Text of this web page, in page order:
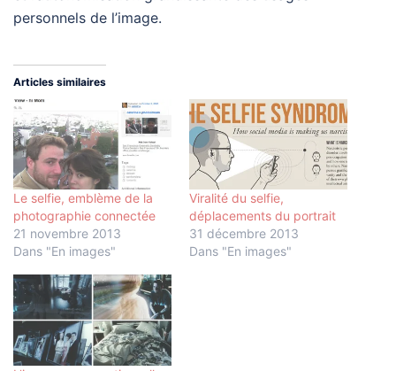
personnels de l’image.
Articles similaires
Le selfie, emblème de la
photographie connectée
21 novembre 2013
Dans "En images"
Viralité du selfie,
déplacements du portrait
31 décembre 2013
Dans "En images"